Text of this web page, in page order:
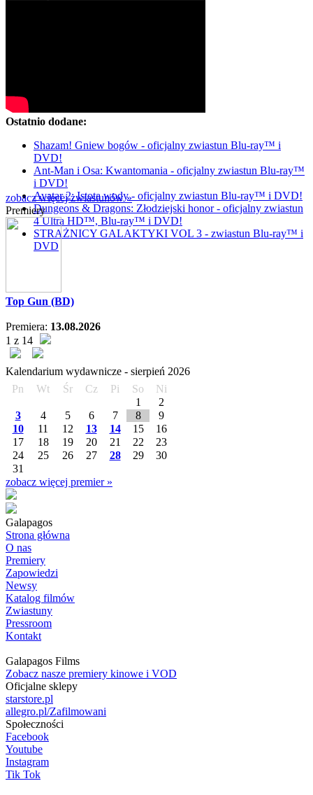
Ostatnio dodane:
Shazam! Gniew bogów - oficjalny zwiastun Blu-ray™ i
DVD!
Ant-Man i Osa: Kwantomania - oficjalny zwiastun Blu-ray™
i DVD!
Avatar 2: Istota wody - oficjalny zwiastun Blu-ray™ i DVD!
Dungeons & Dragons: Złodziejski honor - oficjalny zwiastun
4 Ultra HD™, Blu-ray™ i DVD!
STRAŻNICY GALAKTYKI VOL 3 - zwiastun Blu-ray™ i
DVD
zobacz więcej zwiastunów »
Premiery
Top Gun (BD)
Premiera: 13.08.2026
1 z 14
Kalendarium wydawnicze - sierpień 2026
Pn
Wt Śr Cz Pi So
Ni
1
2
3
4 5 6 7 8
9
10
11 12 13 14 15
16
17
18 19 20 21 22
23
24
25 26 27 28 29
30
31
zobacz więcej premier »
Galapagos
Strona główna
O nas
Premiery
Zapowiedzi
Newsy
Katalog filmów
Zwiastuny
Pressroom
Kontakt
Galapagos Films
Zobacz nasze premiery kinowe i VOD
Oficjalne sklepy
starstore.pl
allegro.pl/Zafilmowani
Społeczności
Facebook
Youtube
Instagram
Tik Tok